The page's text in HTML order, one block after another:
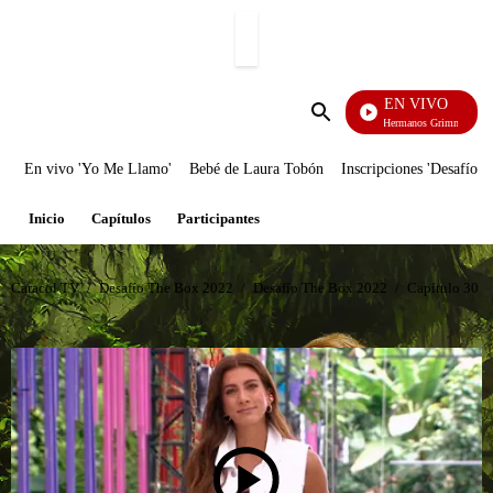
Enviar
EN VIVO
En vivo 'Yo Me Llamo' Bebé de Laura Tobón Inscripciones 'Desafío'
Inicio Capítulos Participantes
Caracol TV / Desafío The Box 2022 / Desafío The Box 2022 / Capítulo 30